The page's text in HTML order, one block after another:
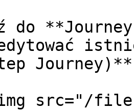
do
src="/files/